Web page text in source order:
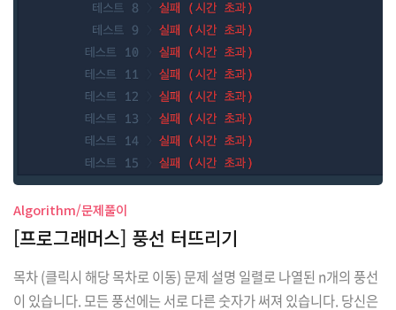
Algorithm/문제풀이
[프로그래머스] 풍선 터뜨리기
목차 (클릭시 해당 목차로 이동) 문제 설명 일렬로 나열된 n개의 풍선
이 있습니다. 모든 풍선에는 서로 다른 숫자가 써져 있습니다. 당신은